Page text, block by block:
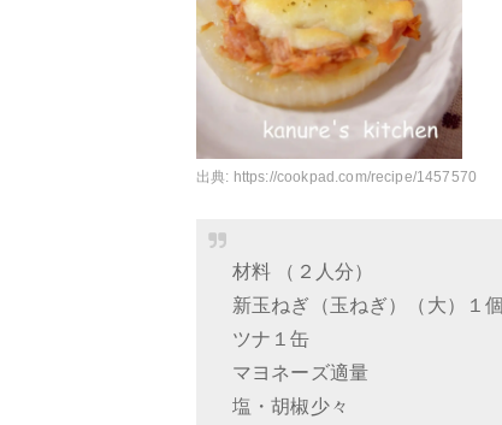
出典: https://cookpad.com/recipe/1457570
材料 （２人分）
新玉ねぎ（玉ねぎ）（大）１個
ツナ１缶
マヨネーズ適量
塩・胡椒少々